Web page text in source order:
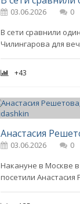
03.06.2026
0
В сети сравнили
Чилингарова для
+43
03.06.2026
0
Накануне в Москве
посетили